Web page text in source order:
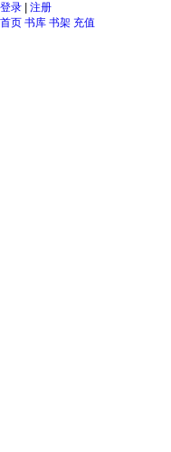
登录
注册
首页 书库 书架 充值